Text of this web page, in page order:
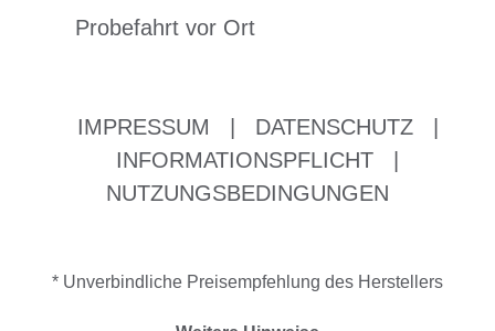
Probefahrt vor Ort
IMPRESSUM DATENSCHUTZ
INFORMATIONSPFLICHT
NUTZUNGSBEDINGUNGEN
* Unverbindliche Preisempfehlung des Herstellers